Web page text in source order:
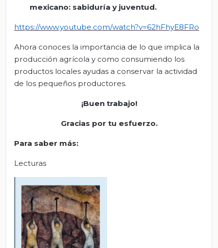
mexicano: sabiduría y juventud.
https://www.youtube.com/watch?v=62hFhyE8FRo
Ahora conoces la importancia de lo que implica la
producción agrícola y como consumiendo los
productos locales ayudas a conservar la actividad
de los pequeños productores.
¡Buen trabajo!
Gracias por tu esfuerzo.
Para saber más:
Lecturas